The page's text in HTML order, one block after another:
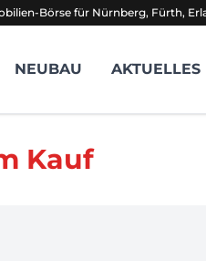
Börse für Nürnberg, Fürth,
NEUBAU AKTUELLES
Kauf